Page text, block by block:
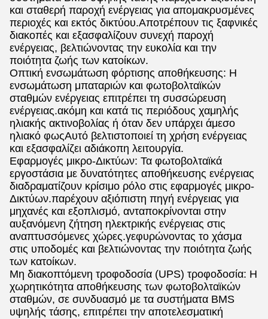
και σταθερή παροχή ενέργειας για απομακρυσμένες
περιοχές και εκτός δικτύου.Αποτρέπουν τις ξαφνικές
διακοπές και εξασφαλίζουν συνεχή παροχή
ενέργειας, βελτιώνοντας την ευκολία και την
ποιότητα ζωής των κατοίκων.
Οπτική ενσωμάτωση φόρτισης αποθήκευσης: Η
ενσωμάτωση μπαταριών και φωτοβολταϊκών
σταθμών ενέργειας επιτρέπει τη συσσώρευση
ενέργειας.ακόμη και κατά τις περιόδους χαμηλής
ηλιακής ακτινοβολίας ή όταν δεν υπάρχει άμεσο
ηλιακό φωςΑυτό βελτιστοποιεί τη χρήση ενέργειας
και εξασφαλίζει αδιάκοπη λειτουργία.
Εφαρμογές μικρο-Δικτύων: Τα φωτοβολταϊκά
εργοστάσια με δυνατότητες αποθήκευσης ενέργειας
διαδραματίζουν κρίσιμο ρόλο στις εφαρμογές μικρο-
Δικτύων.παρέχουν αξιόπιστη πηγή ενέργειας για
μηχανές και εξοπλισμό, ανταποκρίνονται στην
αυξανόμενη ζήτηση ηλεκτρικής ενέργειας στις
αναπτυσσόμενες χώρες.γεφυρώνοντας το χάσμα
στις υποδομές και βελτιώνοντας την ποιότητα ζωής
των κατοίκων.
Μη διακοπτόμενη τροφοδοσία (UPS) τροφοδοσία: Η
χωρητικότητα αποθήκευσης των φωτοβολταϊκών
σταθμών, σε συνδυασμό με τα συστήματα BMS
υψηλής τάσης, επιτρέπει την αποτελεσματική